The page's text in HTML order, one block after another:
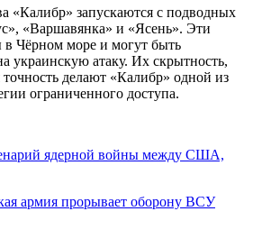
«Калибр» запускаются с подводных
«Варшавянка» и «Ясень». Эти
в Чёрном море и могут быть
украинскую атаку. Их скрытность,
делают «Калибр» одной из
ограниченного доступа.
ядерной войны между США,
армия прорывает оборону ВСУ